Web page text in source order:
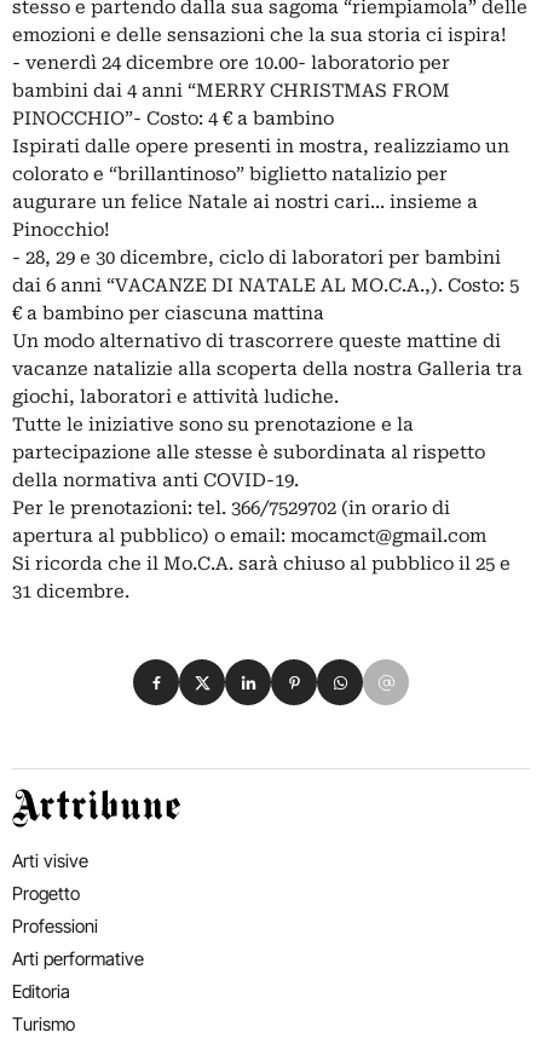
stesso e partendo dalla sua sagoma “riempiamola” delle
emozioni e delle sensazioni che la sua storia ci ispira!
- venerdì 24 dicembre ore 10.00- laboratorio per
bambini dai 4 anni “MERRY CHRISTMAS FROM
PINOCCHIO”- Costo: 4 € a bambino
Ispirati dalle opere presenti in mostra, realizziamo un
colorato e “brillantinoso” biglietto natalizio per
augurare un felice Natale ai nostri cari... insieme a
Pinocchio!
- 28, 29 e 30 dicembre, ciclo di laboratori per bambini
dai 6 anni “VACANZE DI NATALE AL MO.C.A.,). Costo: 5
€ a bambino per ciascuna mattina
Un modo alternativo di trascorrere queste mattine di
vacanze natalizie alla scoperta della nostra Galleria tra
giochi, laboratori e attività ludiche.
Tutte le iniziative sono su prenotazione e la
partecipazione alle stesse è subordinata al rispetto
della normativa anti COVID-19.
Per le prenotazioni: tel. 366/7529702 (in orario di
apertura al pubblico) o email: mocamct@gmail.com
Si ricorda che il Mo.C.A. sarà chiuso al pubblico il 25 e
31 dicembre.
Condividi su Facebook
Condividi su X
Condividi su LinkedIn
Condividi su Pinterest
Condividi su WhatsApp
Condividi su Email
Artribune
Arti visive
Progetto
Professioni
Arti performative
Editoria
Turismo